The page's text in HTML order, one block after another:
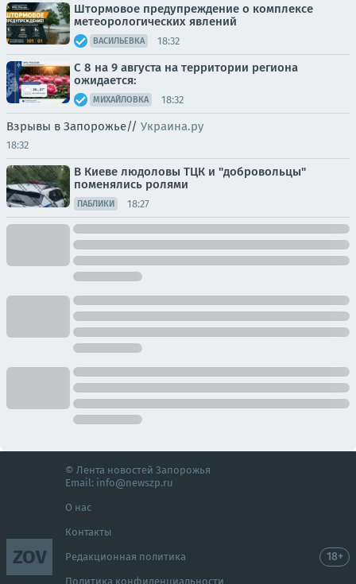
Штормовое предупреждение о комплексе
метеорологических явлений
ВАСИЛЬЕВКА 18:32
С 8 на 9 августа на территории региона
ожидается:
МИХАЙЛОВКА 18:32
Взрывы в Запорожье// Украина.ру
18:32
В Киеве людоловы ТЦК и "добровольцы"
поменялись ролями
ПАБЛИКИ 18:27
ZOV
© Лента новостей Запорожья
Email: info@newszp.ru
О нас
Контакты
Редакционная политика
Политика конфиденциальности
18+